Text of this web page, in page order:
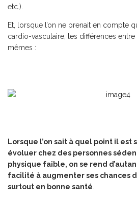
etc.).
Et, lorsque l’on ne prenait en compte
cardio-vasculaire, les différences
mêmes :
Lorsque l’on sait à quel point il
évoluer chez des personnes
physique faible, on se rend
facilité à augmenter ses chances
surtout en bonne santé